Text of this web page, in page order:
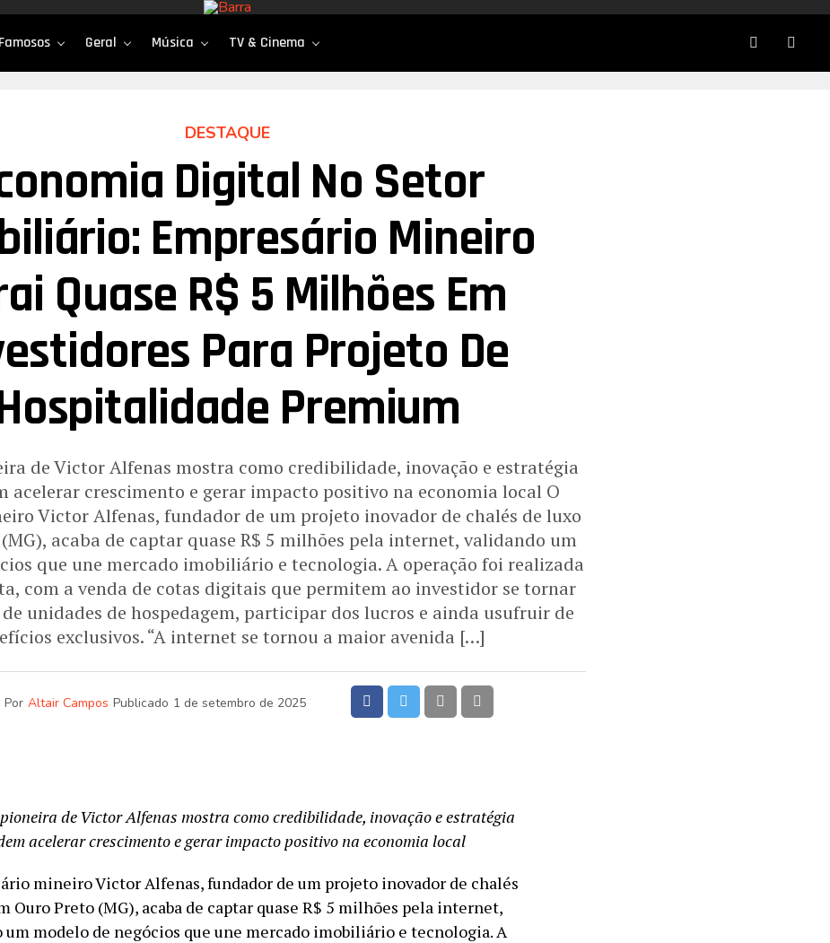
Famosos Geral Música TV & Cinema
DESTAQUE
Digital No Setor
Empresário Mineiro
Quase R$ 5 Milhões Em
Para Projeto De
Premium
de Victor Alfenas mostra como credibilidade, inovação e estratégia
acelerar crescimento e gerar impacto positivo na economia local O
Victor Alfenas, fundador de um projeto inovador de chalés de luxo
acaba de captar quase R$ 5 milhões pela internet, validando um
que une mercado imobiliário e tecnologia. A operação foi realizada
com a venda de cotas digitais que permitem ao investidor se tornar
unidades de hospedagem, participar dos lucros e ainda usufruir de
exclusivos. “A internet se tornou a maior avenida […]
Por Altair Campos Publicado 1 de setembro de 2025
de Victor Alfenas mostra como credibilidade, inovação e estratégia
acelerar crescimento e gerar impacto positivo na economia local
mineiro Victor Alfenas, fundador de um projeto inovador de chalés
Ouro Preto (MG), acaba de captar quase R$ 5 milhões pela internet,
um modelo de negócios que une mercado imobiliário e tecnologia. A